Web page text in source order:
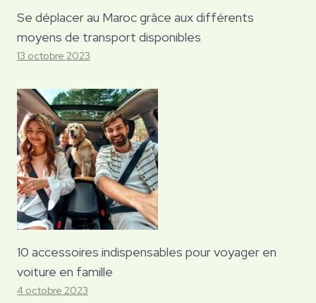
Se déplacer au Maroc grâce aux différents
moyens de transport disponibles
13 octobre 2023
10 accessoires indispensables pour voyager en
voiture en famille
4 octobre 2023